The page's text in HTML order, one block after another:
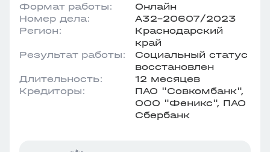
Формат работы:
Онлайн
Номер дела:
А32-20607/2023
Регион:
Краснодарский
край
Результат работы:
Социальный статус
восстановлен
Длительность:
12 месяцев
Кредиторы:
ПАО "Совкомбанк",
ООО "Феникс", ПАО
Сбербанк